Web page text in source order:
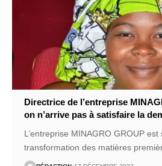
Directrice de l’entreprise
on n’arrive pas à satisfaire la
L’entreprise MINAGRO GROUP
transformation des matières